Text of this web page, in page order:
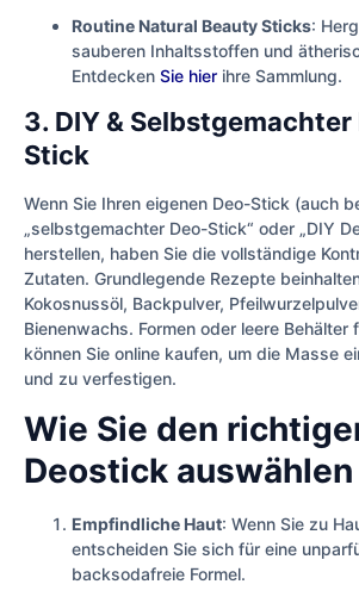
Routine Natural Beauty Sticks:
sauberen Inhaltsstoffen und
Entdecken Sie hier ihre Sammlung.
3. DIY &
Stick
Wenn Sie Ihren eigenen Deo-Stick (auch
„selbstgemachter Deo-Stick“ oder „DIY
herstellen, haben Sie die vollständige
Zutaten. Grundlegende Rezepte
Kokosnussöl, Backpulver,
Bienenwachs. Formen oder leere Behälter
können Sie online kaufen, um die Masse
und zu verfestigen.
Wie Sie den
Deostick auswählen
Empfindliche Haut: Wenn Sie zu
entscheiden Sie sich für eine
backsodafreie Formel.